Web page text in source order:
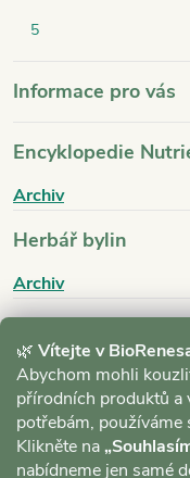
🌿 Vítejte v
Abychom mohli
přírodních produktů a
potřebám, používáme
Klikněte na
nabídneme jen samé
5
Informace pro vás
Encyklopedie
Archiv
Herbář bylin
Archiv
Archiv